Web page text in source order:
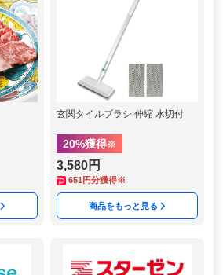
玄関タイルブラシ 伸縮 水切付
20%獲得※
3,580円
651 円分獲得※
商品をもっと見る